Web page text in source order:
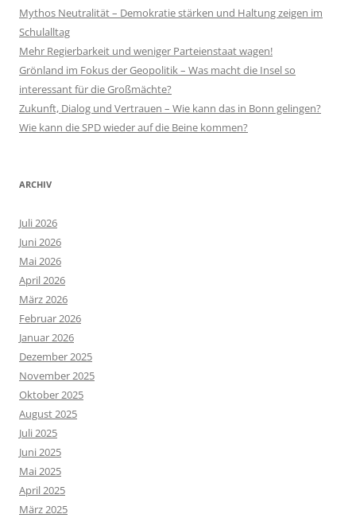
Mythos Neutralität – Demokratie stärken und Haltung zeigen im
Schulalltag
Mehr Regierbarkeit und weniger Parteienstaat wagen!
Grönland im Fokus der Geopolitik – Was macht die Insel so
interessant für die Großmächte?
Zukunft, Dialog und Vertrauen – Wie kann das in Bonn gelingen?
Wie kann die SPD wieder auf die Beine kommen?
ARCHIV
Juli 2026
Juni 2026
Mai 2026
April 2026
März 2026
Februar 2026
Januar 2026
Dezember 2025
November 2025
Oktober 2025
August 2025
Juli 2025
Juni 2025
Mai 2025
April 2025
März 2025